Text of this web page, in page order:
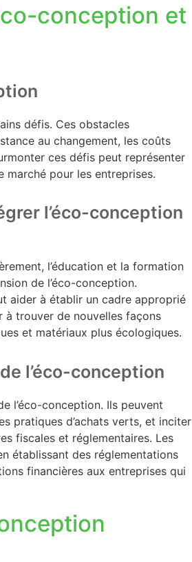
conception et
défis. Ces obstacles
au changement, les coûts
ces défis peut représenter
pour les entreprises.
l’éco-conception
l’éducation et la formation
de l’éco-conception.
aider à établir un cadre approprié
à trouver de nouvelles façons
et matériaux plus écologiques.
l’éco-conception
l’éco-conception. Ils peuvent
pratiques d’achats verts, et inciter
fiscales et réglementaires. Les
établissant des réglementations
financières aux entreprises qui